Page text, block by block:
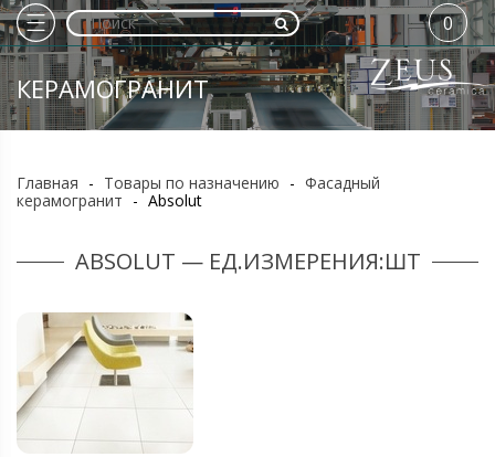
КЕРАМОГРАНИТ
0
Главная - Товары по назначению - Фасадный
керамогранит - Absolut
ABSOLUT — ЕД.ИЗМЕРЕНИЯ:ШТ